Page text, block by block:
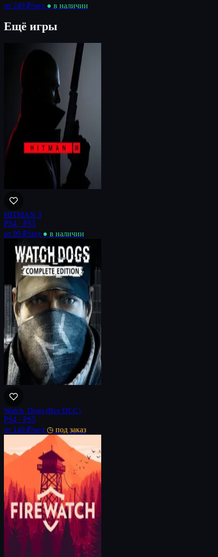
от 249 ₽/нед ● в наличии
Ещё игры
HITMAN 3
PS4 · PS5
от 99 ₽/нед ● в наличии
Watch_Dogs (Все DLC)
PS4 · PS5
от 149 ₽/нед ◷ под заказ